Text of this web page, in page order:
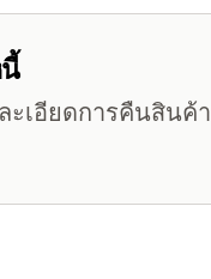
ะเอียดการคืนสินค้